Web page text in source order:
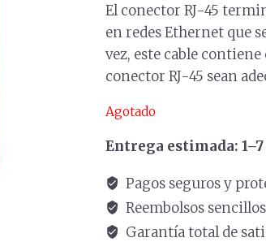
El conector RJ-45
en redes Ethernet que
vez, este cable
conector RJ-45 sean
Agotado
Entrega estimada:
Pagos seguros y
Reembolsos sencillos
Garantía total de